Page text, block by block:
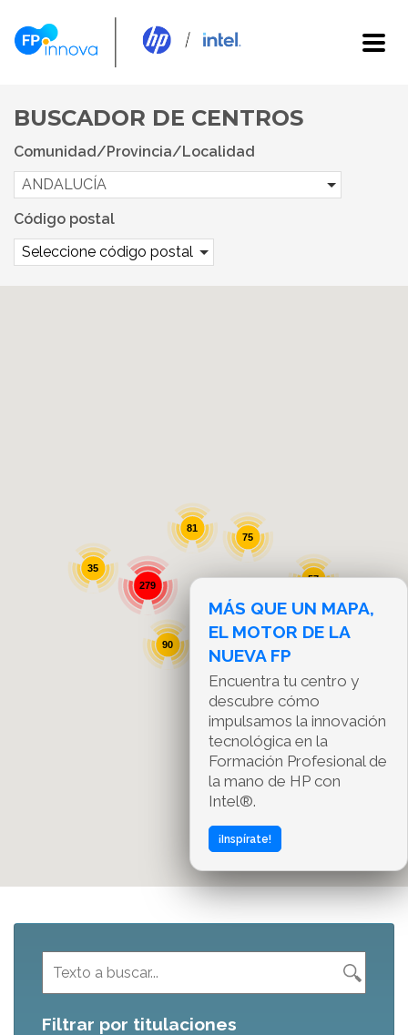
BUSCADOR DE CENTROS
Comunidad/Provincia/Localidad
ANDALUCÍA
Código postal
Seleccione código postal
230
75
90
279
57
81
35
MÁS QUE UN MAPA,
EL MOTOR DE LA
NUEVA FP
Encuentra tu centro y
descubre cómo
impulsamos la innovación
tecnológica en la
Formación Profesional de
la mano de HP con
Intel®.
¡Inspírate!
Filtrar por titulaciones